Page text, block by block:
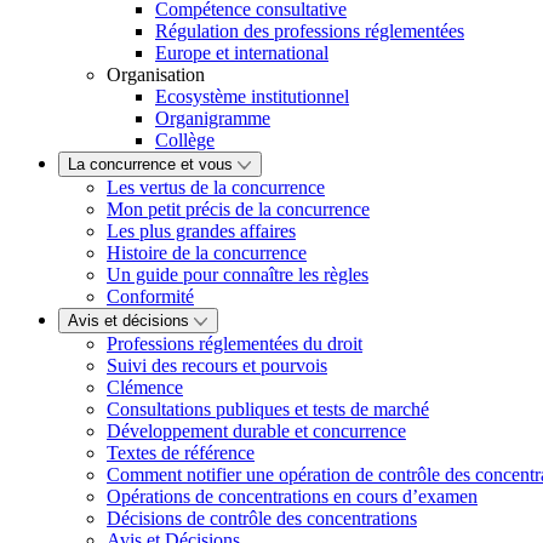
Compétence consultative
Régulation des professions réglementées
Europe et international
Organisation
Ecosystème institutionnel
Organigramme
Collège
La concurrence et vous
Les vertus de la concurrence
Mon petit précis de la concurrence
Les plus grandes affaires
Histoire de la concurrence
Un guide pour connaître les règles
Conformité
Avis et décisions
Professions réglementées du droit
Suivi des recours et pourvois
Clémence
Consultations publiques et tests de marché
Développement durable et concurrence
Textes de référence
Comment notifier une opération de contrôle des
Opérations de concentrations en cours d’examen
Décisions de contrôle des concentrations